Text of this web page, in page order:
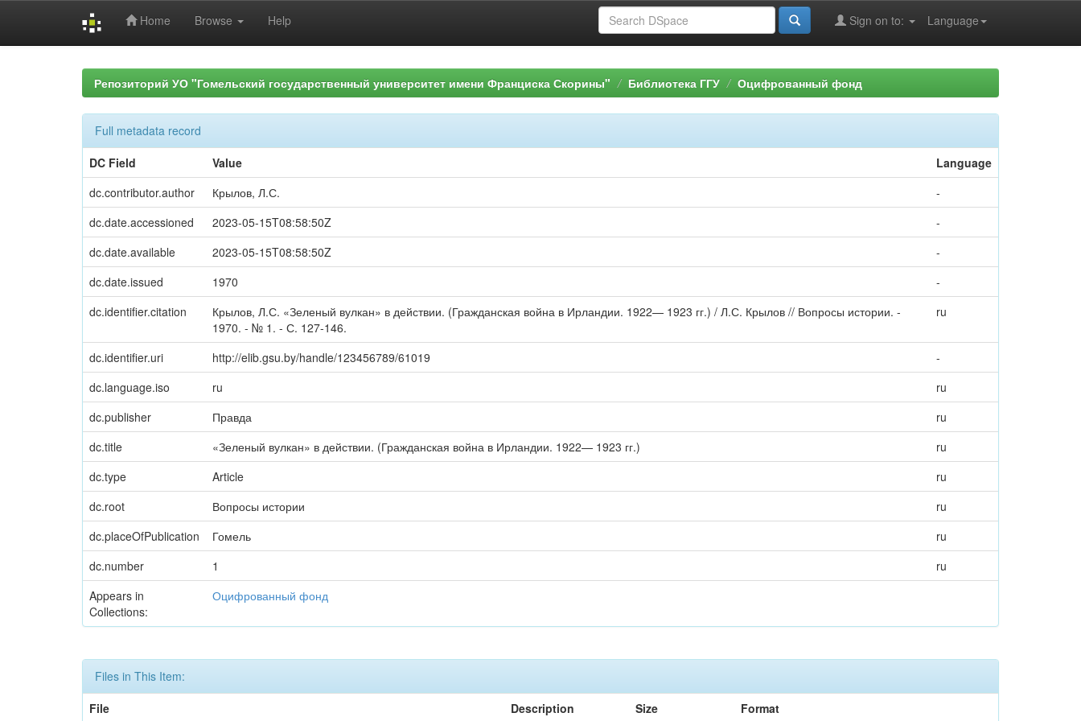
Home Browse Help Language
Sign on to:
Репозиторий УО "Гомельский государственный университет имени Франциска Скорины" Библиотека ГГУ Оцифрованный фонд
Full metadata record
DC Field
Value
Language
dc.contributor.author
Крылов, Л.С.
-
dc.date.accessioned
2023-05-15T08:58:50Z
-
dc.date.available
2023-05-15T08:58:50Z
-
dc.date.issued
1970
-
dc.identifier.citation
Крылов, Л.С. «Зеленый вулкан» в действии. (Гражданская война в Ирландии. 1922— 1923 гг.) / Л.С. Крылов // Вопросы истории. -
1970. - № 1. - С. 127-146.
ru
dc.identifier.uri http://elib.gsu.by/handle/123456789/61019
-
dc.language.iso
ru
ru
dc.publisher
Правда
ru
dc.title
«Зеленый вулкан» в действии. (Гражданская война в Ирландии. 1922— 1923 гг.)
ru
dc.type
Article
ru
dc.root
Вопросы истории
ru
dc.placeOfPublication
Гомель
ru
dc.number
1
ru
Appears in
Collections:
Оцифрованный фонд
Files in This Item:
File
Description Size Format